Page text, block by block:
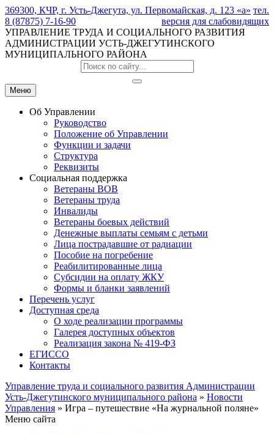
369300, КЧР, г. Усть-Джегута, ул. Первомайская, д. 123 «а» тел.
8 (87875) 7-16-90
версия для слабовидящих
УПРАВЛЕНИЕ ТРУДА И СОЦИАЛЬНОГО РАЗВИТИЯ
АДМИНИСТРАЦИИ УСТЬ-ДЖЕГУТИНСКОГО
МУНИЦИПАЛЬНОГО РАЙОНА
Меню
Об Управлении
Руководство
Положение об Управлении
Функции и задачи
Структура
Реквизиты
Социальная поддержка
Ветераны ВОВ
Ветераны труда
Инвалиды
Ветераны боевых действий
Денежные выплаты семьям с детьми
Лица пострадавшие от радиации
Пособие на погребение
Реабилитированные лица
Субсидии на оплату ЖКУ
Формы и бланки заявлений
Перечень услуг
Доступная среда
О ходе реализации программы
Галерея доступных объектов
Реализация закона № 419-ФЗ
ЕГИСCО
Контакты
Управление труда и социального развития Администрации
Усть-Джегутинского муниципального района » Новости
Управления » Игра – путешествие «На журнальной поляне»
Меню сайта